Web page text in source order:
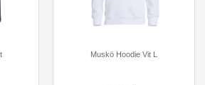
Muskö Hoodie Vit L